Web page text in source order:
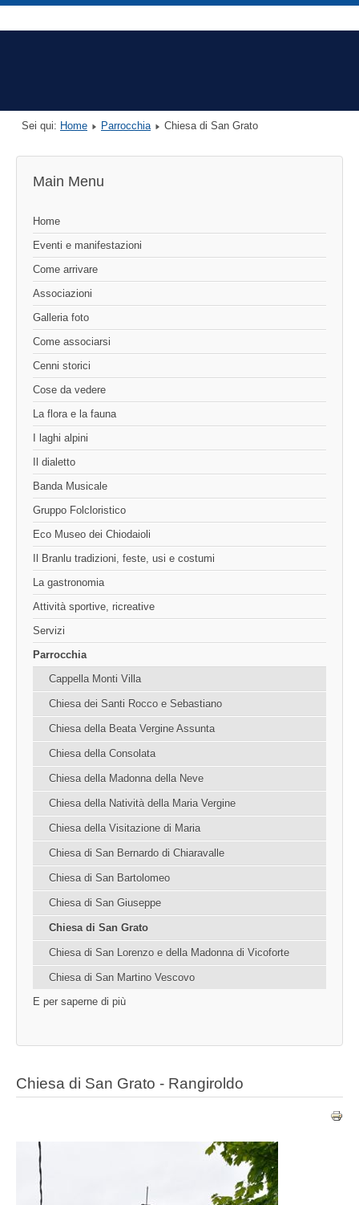
Sei qui: Home Parrocchia Chiesa di San Grato
Main Menu
Home
Eventi e manifestazioni
Come arrivare
Associazioni
Galleria foto
Come associarsi
Cenni storici
Cose da vedere
La flora e la fauna
I laghi alpini
Il dialetto
Banda Musicale
Gruppo Folcloristico
Eco Museo dei Chiodaioli
Il Branlu tradizioni, feste, usi e costumi
La gastronomia
Attività sportive, ricreative
Servizi
Parrocchia
Cappella Monti Villa
Chiesa dei Santi Rocco e Sebastiano
Chiesa della Beata Vergine Assunta
Chiesa della Consolata
Chiesa della Madonna della Neve
Chiesa della Natività della Maria Vergine
Chiesa della Visitazione di Maria
Chiesa di San Bernardo di Chiaravalle
Chiesa di San Bartolomeo
Chiesa di San Giuseppe
Chiesa di San Grato
Chiesa di San Lorenzo e della Madonna di Vicoforte
Chiesa di San Martino Vescovo
E per saperne di più
Chiesa di San Grato - Rangiroldo